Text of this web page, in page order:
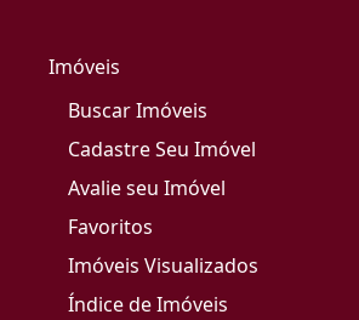
Imóveis
Buscar Imóveis
Cadastre Seu Imóvel
Avalie seu Imóvel
Favoritos
Imóveis Visualizados
Índice de Imóveis